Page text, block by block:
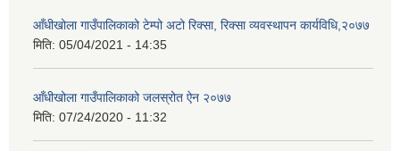
आँधीखोला गाउँपालिकाको टेम्पो अटो रिक्सा, रिक्सा व्यवस्थापन कार्यविधि,२०७७
मिति: 05/04/2021 - 14:35
आँधीखोला गाउँपालिकाको जलस्रोत ऐन २०७७
मिति: 07/24/2020 - 11:32